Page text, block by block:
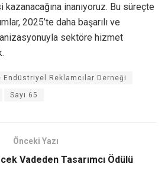
inanıyoruz. Bu süreçte
2025’te daha başarılı ve
sektöre hizmet
Endüstriyel Reklamcılar Derneği
Sayı 65
Önceki Yazı
Vadeden Tasarımcı Ödülü